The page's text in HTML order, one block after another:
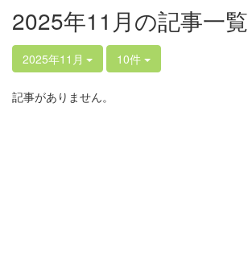
2025年11月の記事一覧
2025年11月 10件
記事がありません。